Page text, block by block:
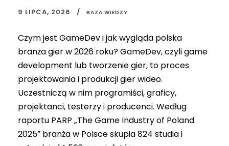
9 LIPCA, 2026 BAZA WIEDZY
Czym jest GameDev i jak wygląda polska
branża gier w 2026 roku? GameDev, czyli game
development lub tworzenie gier, to proces
projektowania i produkcji gier wideo.
Uczestniczą w nim programiści, graficy,
projektanci, testerzy i producenci. Według
raportu PARP „The Game Industry of Poland
2025” branża w Polsce skupia 824 studia i